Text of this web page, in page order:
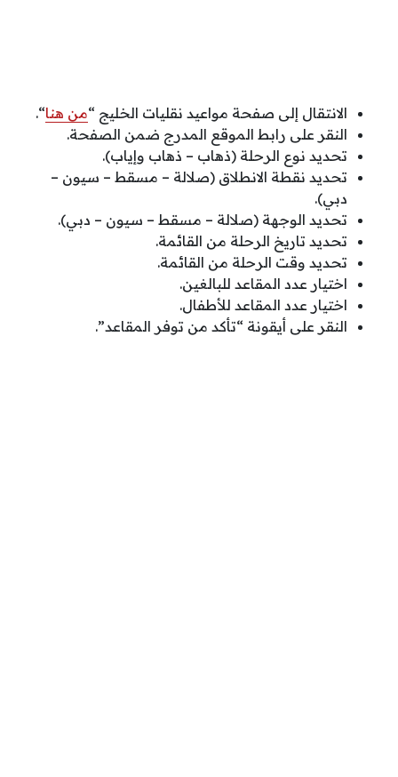
الانتقال إلى صفحة مواعيد نقليات الخليج “من هنا“.
النقر على رابط الموقع المدرج ضمن الصفحة.
تحديد نوع الرحلة (ذهاب – ذهاب وإياب).
تحديد نقطة الانطلاق (صلالة – مسقط – سيون –
دبي).
تحديد الوجهة (صلالة – مسقط – سيون – دبي).
تحديد تاريخ الرحلة من القائمة.
تحديد وقت الرحلة من القائمة.
اختيار عدد المقاعد للبالغين.
اختيار عدد المقاعد للأطفال.
النقر على أيقونة “تأكد من توفر المقاعد”.